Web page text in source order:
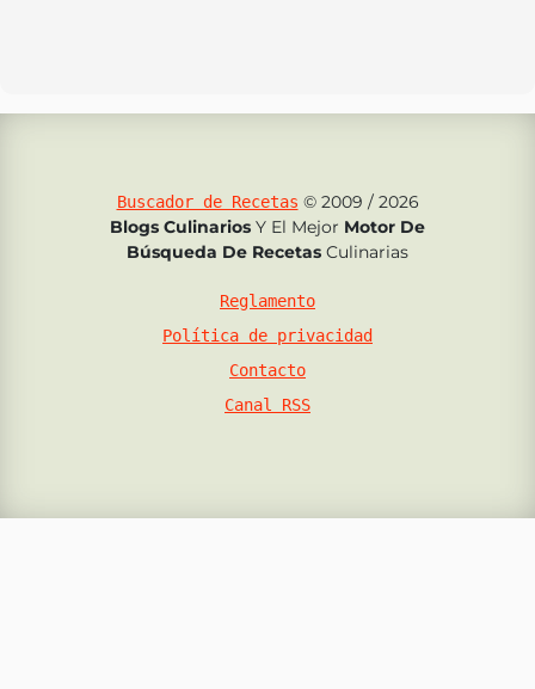
Buscador de Recetas © 2009 / 2026
Blogs Culinarios Y El Mejor Motor De
Búsqueda De Recetas Culinarias
Reglamento
Política de privacidad
Contacto
Canal RSS